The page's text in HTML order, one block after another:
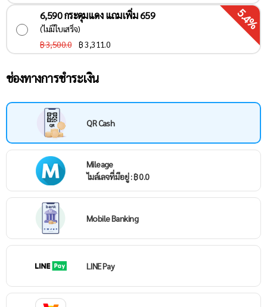
6,590 กระดุมแดง แถมเพิ่ม 659
(ไม่มีใบเสร็จ)
฿ 3,500.0
฿3,311.0
5.4%
ช่องทางการชำระเงิน
QR Cash
Mileage
ไมล์เลจที่มีอยู่ : ฿ 0.0
Mobile Banking
LINE Pay